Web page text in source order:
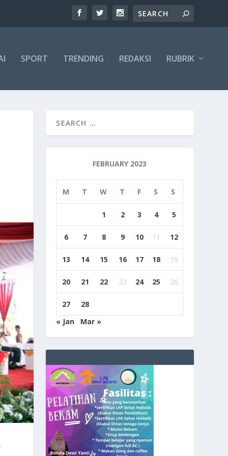
SPORT TRENDING REDAKSI RUBRIK
FEBRUARY 2023
M T W T F S S
1 2 3 4 5
6 7 8 9 10 11 12
13 14 15 16 17 18 19
20 21 22 23 24 25 26
27
28
« Jan
Mar »